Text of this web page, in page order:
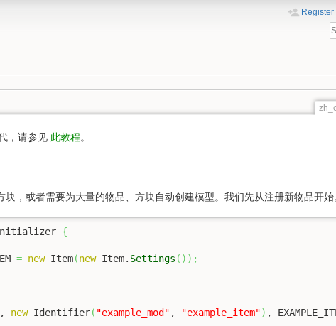
Register
，请参见 此教程。
，或者需要为大量的物品、方块自动创建模型。我们先从注册新物品开始
{
= new Item(new Item. Settings ( ) ) ;
, new Identifier( "example_mod" , "example_item") ,